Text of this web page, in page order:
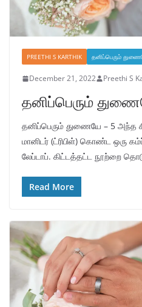
PREETHI S KARTHIK தனிப்பெரும்
December 21, 2022 Preethi S
தனிப்பெரும்
தனிப்பெரும் துணையே – 5 அந்த
மானிடர் (ட்ரிபிள்) கொண்ட ஒரு
லேப்டாப். கிட்டத்தட்ட நூற்றை
Read More